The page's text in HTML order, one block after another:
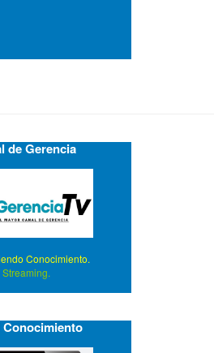
de Gerencia
Conocimiento.
Streaming.